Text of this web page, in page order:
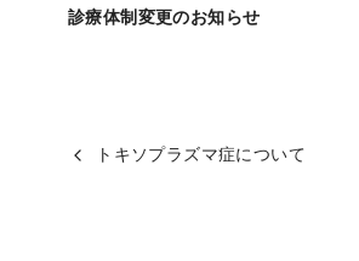
診療体制変更のお知らせ
トキソプラズマ症について